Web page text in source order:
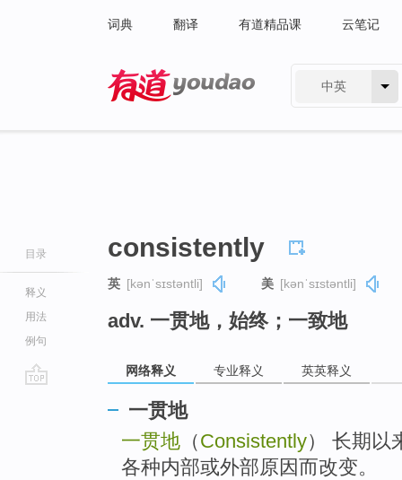
词典 翻译 有道精品课 云笔记
中英
目录
释义
用法
例句
consistently
英 [kənˈsɪstəntli] 美 [kənˈsɪstəntli]
adv. 一贯地，始终；一致地
网络释义 专业释义 英英释义
一贯地
一贯地 （Consistently） 长期以
各种内部或外部原因而改变。